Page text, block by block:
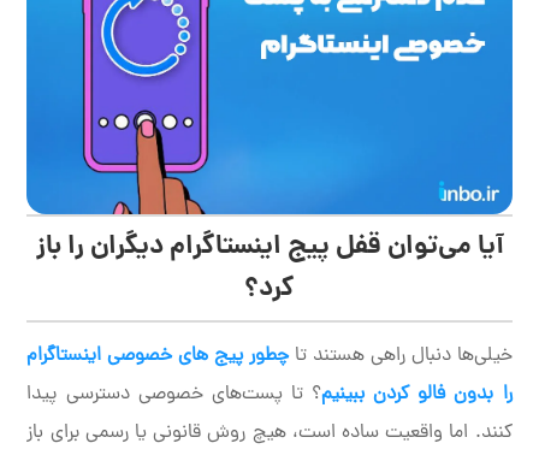
آیا می‌توان قفل پیج اینستاگرام دیگران را باز
کرد؟
خیلی‌ها دنبال راهی هستند تاچطور پیج های خصوصی اینستاگرام
را بدون فالو کردن ببینیم؟ تا پست‌های خصوصی دسترسی پیدا
کنند. اما واقعیت ساده است، هیچ روش قانونی یا رسمی برای باز